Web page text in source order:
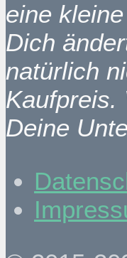
eine
Dich
natürlich
Kaufpreis.
Deine